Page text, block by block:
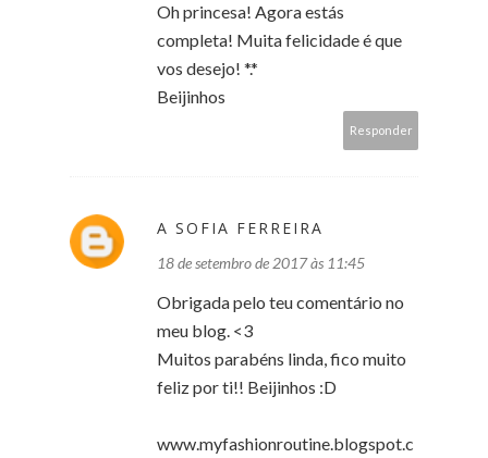
Oh princesa! Agora estás
completa! Muita felicidade é que
vos desejo! *.*
Beijinhos
Responder
A SOFIA FERREIRA
18 de setembro de 2017 às 11:45
Obrigada pelo teu comentário no
meu blog. <3
Muitos parabéns linda, fico muito
feliz por ti!! Beijinhos :D
www.myfashionroutine.blogspot.c